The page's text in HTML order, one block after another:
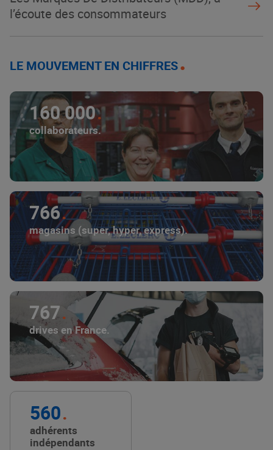
l’écoute des consommateurs
LE MOUVEMENT EN CHIFFRES
160 000
collaborateurs.
766
magasins (super, hyper, express).
767
drives en France.
560
adhérents
indépendants